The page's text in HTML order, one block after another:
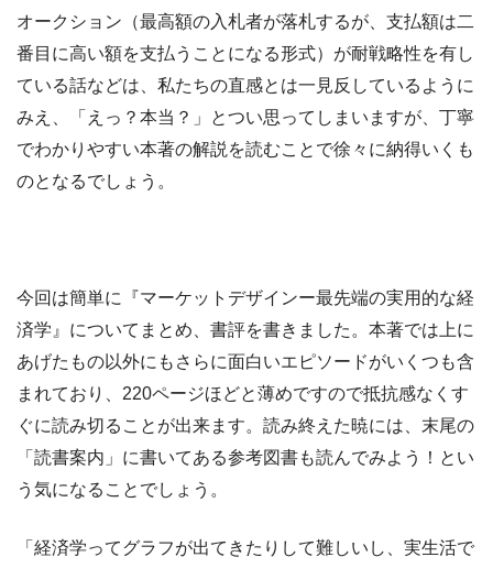
オークション（最高額の入札者が落札するが、支払額は二
番目に高い額を支払うことになる形式）が耐戦略性を有し
ている話などは、私たちの直感とは一見反しているように
みえ、「えっ？本当？」とつい思ってしまいますが、丁寧
でわかりやすい本著の解説を読むことで徐々に納得いくも
のとなるでしょう。
今回は簡単に『マーケットデザインー最先端の実用的な経
済学』についてまとめ、書評を書きました。本著では上に
あげたもの以外にもさらに面白いエピソードがいくつも含
まれており、220ページほどと薄めですので抵抗感なくす
ぐに読み切ることが出来ます。読み終えた暁には、末尾の
「読書案内」に書いてある参考図書も読んでみよう！とい
う気になることでしょう。
「経済学ってグラフが出てきたりして難しいし、実生活で